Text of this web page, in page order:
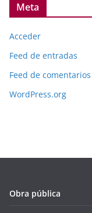
Meta
Acceder
Feed de entradas
Feed de comentarios
WordPress.org
Obra pública